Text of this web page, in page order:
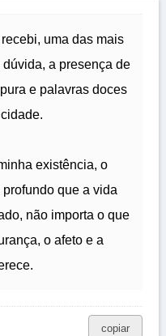
uma das mais
a presença de
e palavras doces
existência, o
que a vida
não importa o que
o afeto e a
copiar